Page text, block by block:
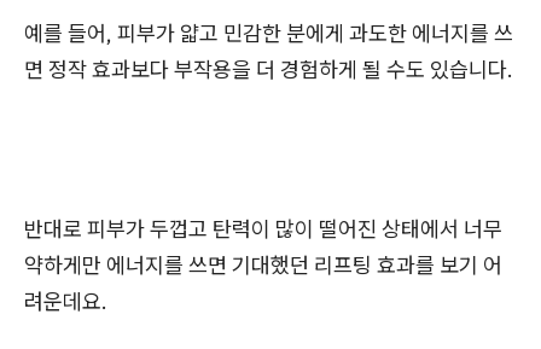
예를 들어, 피부가 얇고 민감한 분에게 과도한 에너지를 쓰
면 정작 효과보다 부작용을 더 경험하게 될 수도 있습니다.
반대로 피부가 두껍고 탄력이 많이 떨어진 상태에서 너무
약하게만 에너지를 쓰면 기대했던 리프팅 효과를 보기 어
려운데요.